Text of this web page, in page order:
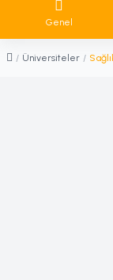
Genel
/ Üniversiteler /